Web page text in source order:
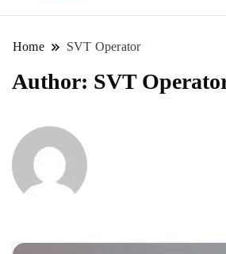
Home SVT Operator
Author: SVT